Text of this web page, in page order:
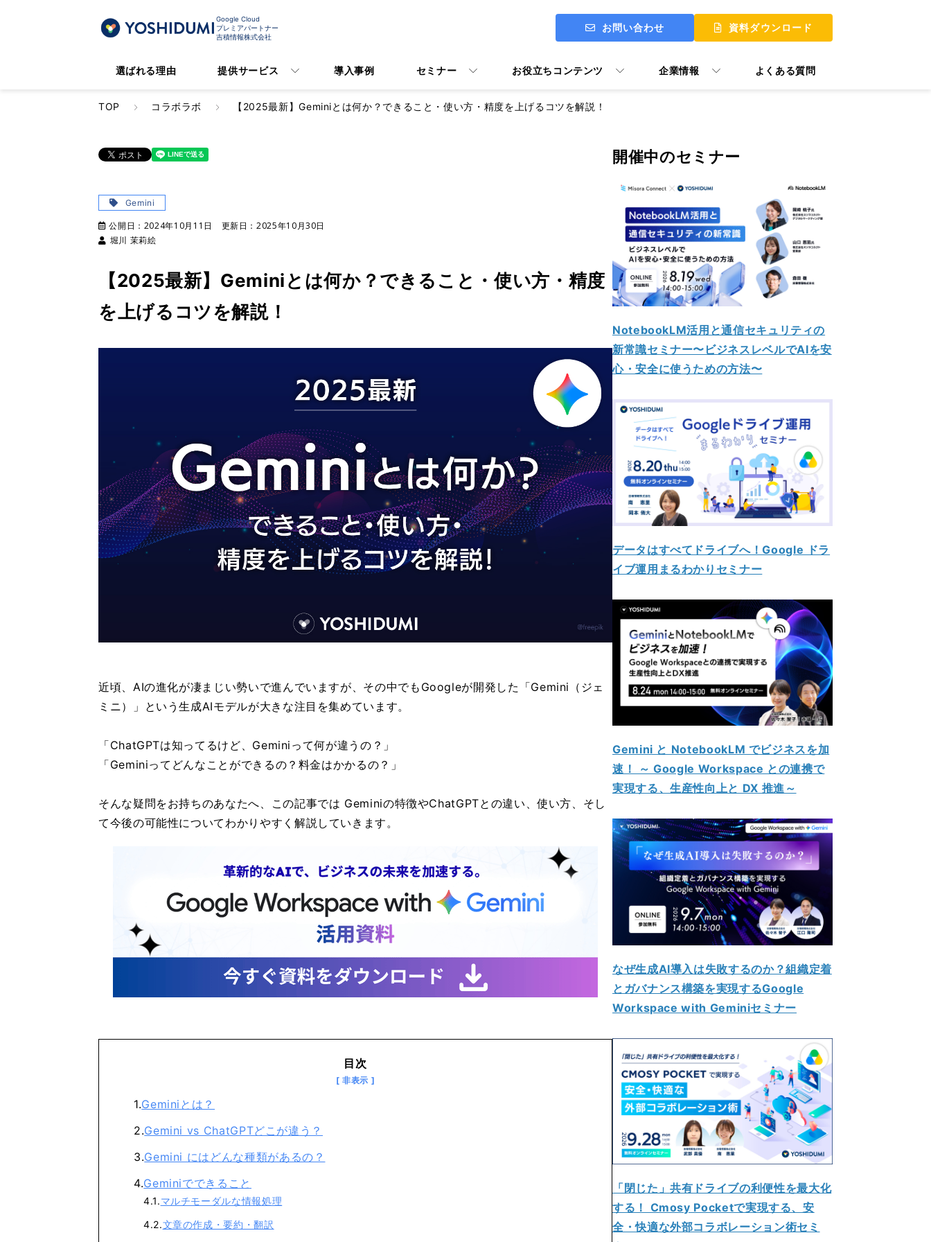
Google Cloud
プレミアパートナー
吉積情報株式会社
お問い合わせ 資料ダウンロード
選ばれる理由 提供サービス
ITアセスメント診断 ENGAGE UP
Google Workspace活用マニュアル GooTorial
ユーザー向けトレーニング Y's UP Skill
Gemini 導入支援 AI Driven
導入事例 セミナー お役立ちコンテンツ 企業情報 よくある質問
TOP コラボラボ 【2025最新】Geminiとは何か？できること・使い方・精度を上げるコツを解説！
Gemini
公開日： 2024年10月11日 更新日：2025年10月30日
堀川 茉莉絵
【2025最新】Geminiとは何か？できること・使い方・精度
を上げるコツを解説！
近頃、AIの進化が凄まじい勢いで進んでいますが、その中でもGoogleが開発した「Gemini（ジェ
ミニ）」という生成AIモデルが大きな注目を集めています。
「ChatGPTは知ってるけど、Geminiって何が違うの？」
「Geminiってどんなことができるの？料金はかかるの？」
そんな疑問をお持ちのあなたへ、この記事では Geminiの特徴やChatGPTとの違い、使い方、そし
て今後の可能性についてわかりやすく解説していきます。
目次
Geminiとは？
Gemini vs ChatGPTどこが違う？
Gemini にはどんな種類があるの？
Geminiでできること
マルチモーダルな情報処理
文章の作成・要約・翻訳
開催中のセミナー
NotebookLM活用と通信セキュリティの
新常識セミナー〜ビジネスレベルでAIを安
心・安全に使うための方法〜
データはすべてドライブへ！Google ドラ
イブ運用まるわかりセミナー
Gemini と NotebookLM でビジネスを加
速！ ～ Google Workspace との連携で
実現する、生産性向上と DX 推進～
なぜ生成AI導入は失敗するのか？組織定着
とガバナンス構築を実現するGoogle
Workspace with Geminiセミナー
「閉じた」共有ドライブの利便性を最大化
する！ Cmosy Pocketで実現する、安
全・快適な外部コラボレーション術セミ